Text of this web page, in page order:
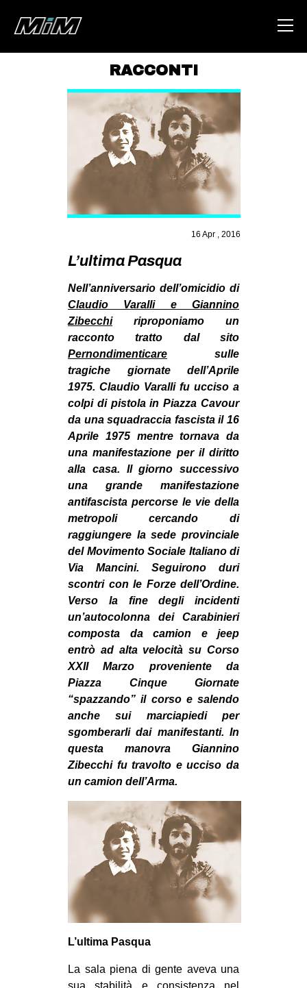
ABOUT
AREA
DEGENERAZIONE
GAZA FREESTYLE
CSOA LAMBRETTA
STUDENTI TSUNAMI
ZAM
MILANO
MOBILITAZIONI
SPAZI
SPORT POPOLARE
MOVIMENTI
AMBIENTE
ANTIFASCISMO
DIRITTO ALL’ABITARE
GENERI
MIGRAZIONI
PRECARIATO
REPRESSIONE
STUDENTI
CULTURE
ARTE
CINEMA
MANIFESTI
MUSICA
RECENSIONI
INTERNAZIONALE
AMERICHE
ESTREMO ORIENTE
EUROPA
MEDIO ORIENTE
EVENTI
in
RACCONTI
16 Apr , 2016
L’ultima Pasqua
Nell’anniversario dell’omicidio di
Claudio Varalli e Giannino
Zibecchiriproponiamo un
racconto tratto dal sito
Pernondimenticare sulle
tragiche giornate dell’Aprile
1975. Claudio Varalli fu ucciso a
colpi di pistola in Piazza Cavour
da una squadraccia fascista il 16
Aprile 1975 mentre tornava da
una manifestazione per il diritto
alla casa. Il giorno successivo
una grande manifestazione
antifascista percorse le vie della
metropoli cercando di
raggiungere la sede provinciale
del Movimento Sociale Italiano di
Via Mancini. Seguirono duri
scontri con le Forze dell’Ordine.
Verso la fine degli incidenti
un’autocolonna dei Carabinieri
composta da camion e jeep
entrò ad alta velocità su Corso
XXII Marzo proveniente da
Piazza Cinque Giornate
“spazzando” il corso e salendo
anche sui marciapiedi per
sgomberarli dai manifestanti. In
questa manovra Giannino
Zibecchi fu travolto e ucciso da
un camion dell’Arma.
L’ultima Pasqua
La sala piena di gente aveva una